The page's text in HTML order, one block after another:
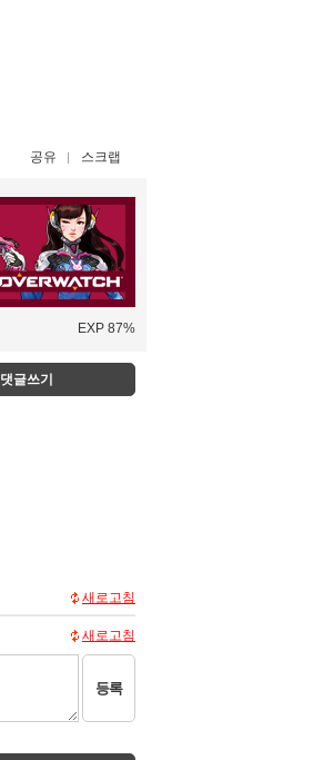
공유 스크랩
EXP 87%
댓글쓰기
새로고침
새로고침
등록